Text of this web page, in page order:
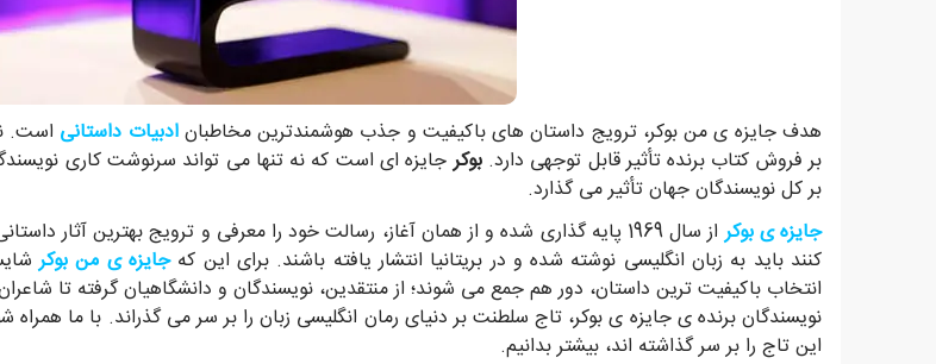
هدف جایزه ی من بوکر، ترویج داستان های باکیفیت و جذب هوشمندترین مخاطبانادبیات داستانی است.
بر فروش کتاب برنده تأثیر قابل توجهی دارد.بوکرجایزه ای است که نه تنها می تواند سرنوشت کاری
بر کل نویسندگان جهان تأثیر می گذارد.
جایزه ی بوکر
از سال 1969 پایه گذاری شده و از همان آغاز، رسالت خود را معرفی و ترویج بهترین
کنند باید به زبان انگلیسی نوشته شده و در بریتانیا انتشار یافته باشند. برای این کهجایزه ی من بوکر
انتخاب باکیفیت ترین داستان، دور هم جمع می شوند؛ از منتقدین، نویسندگان و دانشگاهیان گرفته تا
نویسندگان برنده ی جایزه ی بوکر، تاج سلطنت بر دنیای رمان انگلیسی زبان را بر سر می گذراند. با ما همراه
این تاج را بر سر گذاشته اند، بیشتر بدانیم.